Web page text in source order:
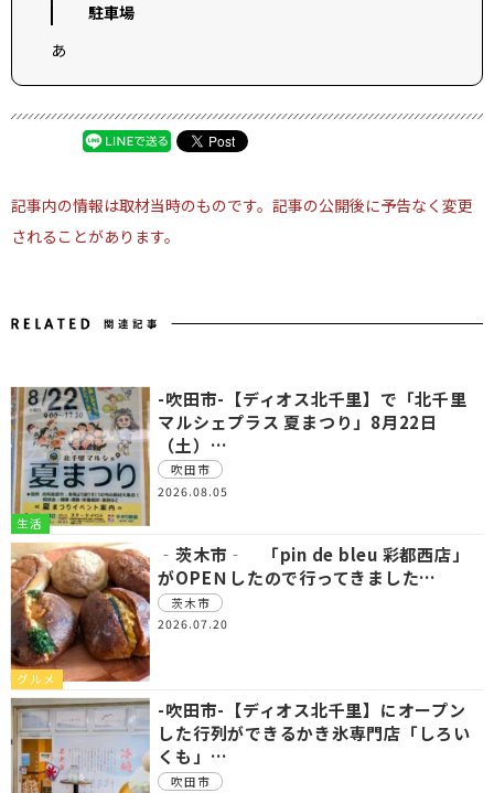
駐車場
あ
記事内の情報は取材当時のものです。記事の公開後に予告なく変更
されることがあります。
生活
-吹田市-【ディオス北千里】で「北千里
マルシェプラス 夏まつり」8月22日
（土）…
吹田市
2026.08.05
グルメ
‐茨木市‐ 「pin de bleu 彩都西店」
がOPEＮしたので行ってきました…
茨木市
2026.07.20
-吹田市-【ディオス北千里】にオープン
した行列ができるかき氷専門店「しろい
くも」…
吹田市